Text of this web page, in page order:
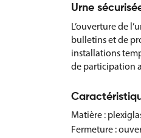
Urne
L’ouverture de
bulletins et de
installations
de participation
Matière :
Fermeture :